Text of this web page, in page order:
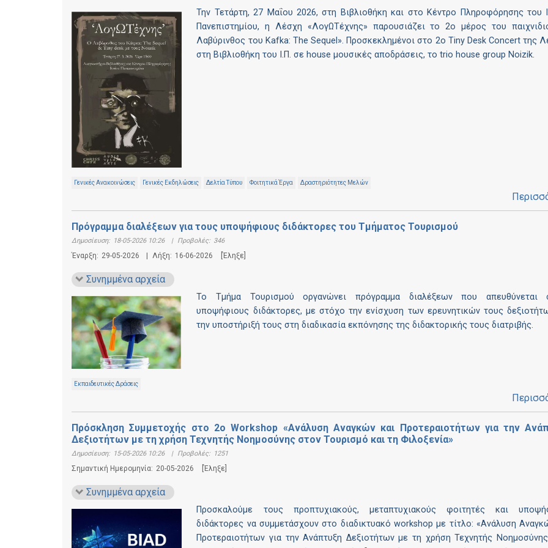
Την Τετάρτη, 27 Μαΐου 2026, στη Βιβλιοθήκη και στο Κέντρο Πληροφόρησης του
Πανεπιστημίου, η Λέσχη «ΛογΩΤέχνης» παρουσιάζει το 2ο μέρος του
Λαβύρινθος του Kafka: The Sequel». Προσκεκλημένοι στο 2ο Tiny Desk Concert της
στη Βιβλιοθήκη του Ι.Π. σε house μουσικές αποδράσεις, το trio house group Noizik.
Γενικές Ανακοινώσεις Γενικές Εκδηλώσεις Δελτία Τύπου Φοιτητικά Έργα Δραστηριότητες Μελών
Πρόγραμμα διαλέξεων για τους υποψήφιους διδάκτορες του Τμήματος Τουρισμού
Δημοσίευση: 18-05-2026 10:26 | Προβολές: 346
Έναρξη: 29-05-2026 | Λήξη: 16-06-2026 [Έληξε]
Συνημμένα αρχεία
Το Τμήμα Τουρισμού οργανώνει πρόγραμμα διαλέξεων που απευθύνεται
υποψήφιους διδάκτορες, με στόχο την ενίσχυση των ερευνητικών τους
την υποστήριξή τους στη διαδικασία εκπόνησης της διδακτορικής τους διατριβής.
Εκπαιδευτικές Δράσεις
Πρόσκληση Συμμετοχής στο 2ο Workshop «Ανάλυση Αναγκών και Προτεραιοτήτων για την
Δεξιοτήτων με τη χρήση Τεχνητής Νοημοσύνης στον Τουρισμό και τη Φιλοξενία»
Δημοσίευση: 15-05-2026 10:26 | Προβολές: 1251
Σημαντική Ημερομηνία: 20-05-2026 [Έληξε]
Συνημμένα αρχεία
Προσκαλούμε τους προπτυχιακούς, μεταπτυχιακούς φοιτητές και
διδάκτορες να συμμετάσχουν στο διαδικτυακό workshop με τίτλο: «Ανάλυση
Προτεραιοτήτων για την Ανάπτυξη Δεξιοτήτων με τη χρήση Τεχνητής